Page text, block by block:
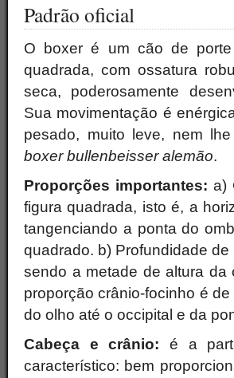
Padrão oficial
O boxer é um cão de
quadrada, com ossatura
seca, poderosamente
Sua movimentação é
pesado, muito leve, nem
boxer bullenbeisser alemão.
Proporções importantes: a)
figura quadrada, isto é, a
tangenciando a ponta do
quadrado. b) Profundidade
sendo a metade de altura da
proporção crânio-focinho é
do olho até o occipital e da
Cabeça e crânio: é a
característico: bem